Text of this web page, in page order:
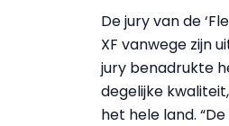
De jury van de
XF vanwege zijn
jury benadrukte
degelijke
het hele land.